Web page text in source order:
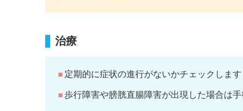
治療
定期的に症状の進行がないかチェックします
歩行障害や膀胱直腸障害が出現した場合は